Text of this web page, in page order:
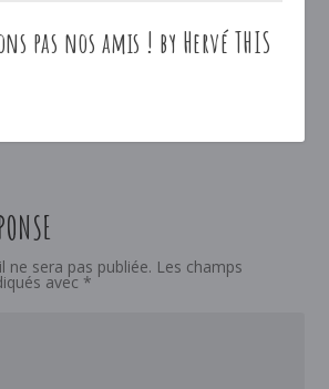
pas nos amis ! by Hervé THIS
ne sera pas publiée. Les champs
avec *